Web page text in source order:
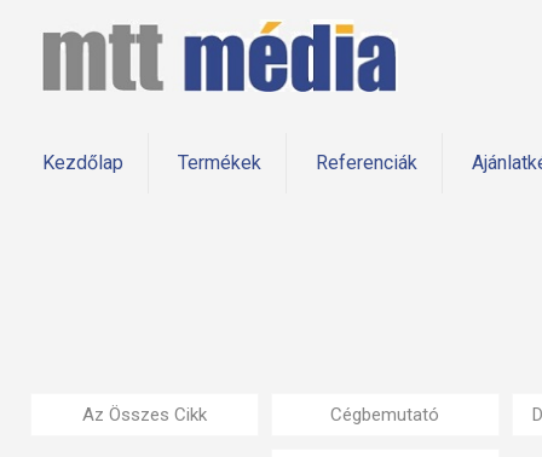
Kezdőlap Termékek Referenciák
Az Összes Cikk Cégbemutató